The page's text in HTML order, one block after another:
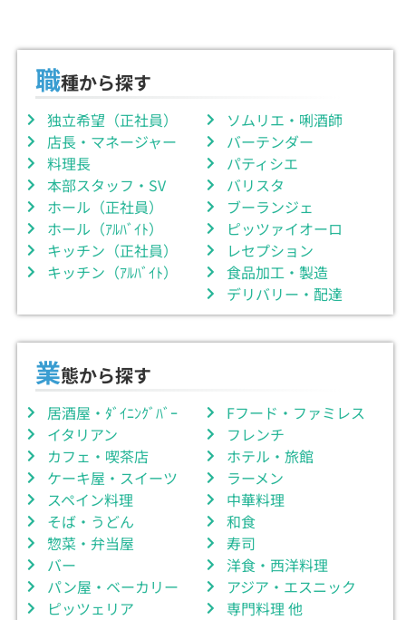
職種から探す
独立希望（正社員）
店長・マネージャー
料理長
本部スタッフ・SV
ホール（正社員）
ホール（ｱﾙﾊﾞｲﾄ）
キッチン（正社員）
キッチン（ｱﾙﾊﾞｲﾄ）
ソムリエ・唎酒師
バーテンダー
パティシエ
バリスタ
ブーランジェ
ピッツァイオーロ
レセプション
食品加工・製造
デリバリー・配達
業態から探す
居酒屋・ﾀﾞｲﾆﾝｸﾞﾊﾞｰ
イタリアン
カフェ・喫茶店
ケーキ屋・スイーツ
スペイン料理
そば・うどん
惣菜・弁当屋
バー
パン屋・ベーカリー
ピッツェリア
Fフード・ファミレス
フレンチ
ホテル・旅館
ラーメン
中華料理
和食
寿司
洋食・西洋料理
アジア・エスニック
専門料理 他